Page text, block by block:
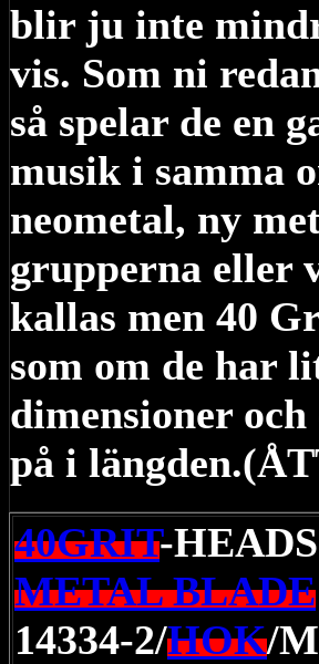
blir ju inte
vis. Som ni
så spelar de en
musik i samma
neometal, ny
grupperna eller
kallas men 40
som om de har
dimensioner
på i
40GRIT-
METAL BLADE
14334-2/HOK/